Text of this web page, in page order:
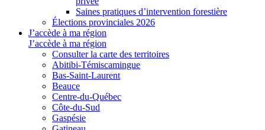
Saines pratiques d’intervention forestière
Élections provinciales 2026
J’accède à ma région
J’accède à ma région
Consulter la carte des territoires
Abitibi-Témiscamingue
Bas-Saint-Laurent
Beauce
Centre-du-Québec
Côte-du-Sud
Gaspésie